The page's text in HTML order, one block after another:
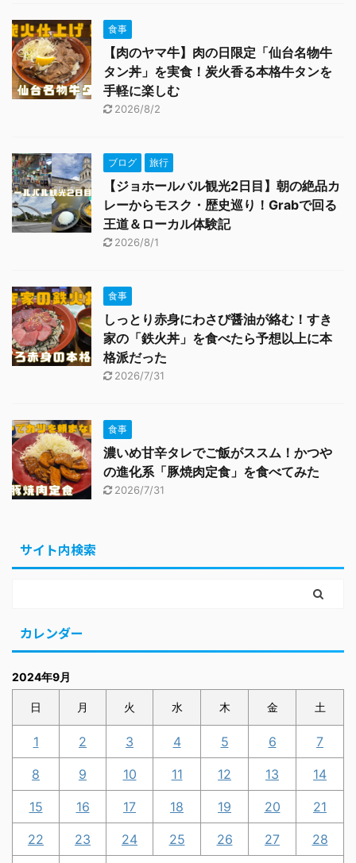
食事
【肉のヤマ牛】肉の日限定「仙台名物牛
タン丼」を実食！炭火香る本格牛タンを
手軽に楽しむ
2026/8/2
ブログ 旅行
【ジョホールバル観光2日目】朝の絶品カ
レーからモスク・歴史巡り！Grabで回る
王道＆ローカル体験記
2026/8/1
食事
しっとり赤身にわさび醤油が絡む！すき
家の「鉄火丼」を食べたら予想以上に本
格派だった
2026/7/31
食事
濃いめ甘辛タレでご飯がススム！かつや
の進化系「豚焼肉定食」を食べてみた
2026/7/31
サイト内検索
カレンダー
2024年9月
日 月 火 水 木 金 土
1 2 3 4 5 6 7
8 9 10 11 12 13 14
15 16 17 18 19 20 21
22 23 24 25 26 27 28